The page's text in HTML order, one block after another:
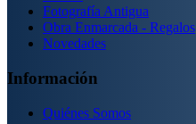
Fotografía Antigua
Obra Enmarcada - Regalos
Novedades
Información
Quiénes Somos